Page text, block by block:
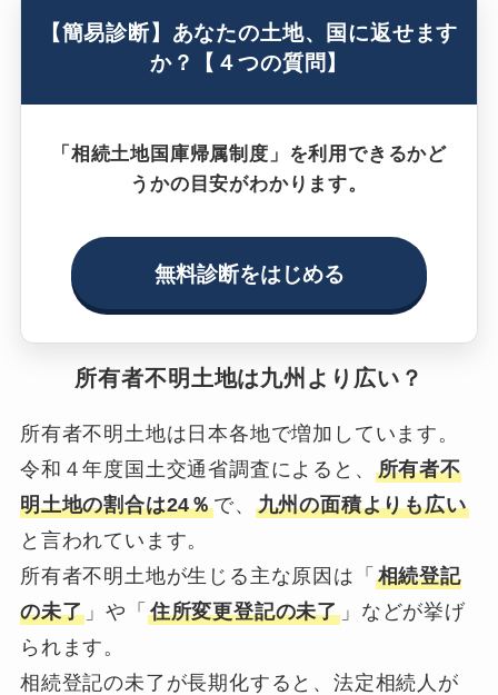
【簡易診断】あなたの土地、国に返せます
か？【４つの質問】
「相続土地国庫帰属制度」を利用できるかど
うかの目安がわかります。
無料診断をはじめる
所有者不明土地は九州より広い？
所有者不明土地は日本各地で増加しています。
令和４年度国土交通省調査によると、 所有者不
明土地の割合は24％で、 九州の面積よりも広い
と言われています。
所有者不明土地が生じる主な原因は「 相続登記
の未了 」や「 住所変更登記の未了 」などが挙げ
られます。
相続登記の未了が長期化すると、法定相続人が